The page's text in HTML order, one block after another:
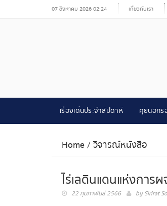
07 สิงหาคม 2026 02:24 เกี่ยวกับเรา
เรื่องเด่นประจำสัปดาห์ คุยนอกร
Home/วิจารณ์หนังสือ
ไร่เลดินแดนแห่งกา
22 กุมภาพันธ์ 2566 by Sirirat